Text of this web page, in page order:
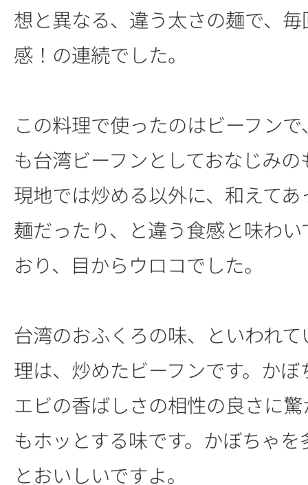
想と異なる、違う太さの麺で、
感！の連続でした。
この料理で使ったのはビーフン
も台湾ビーフンとしておなじみ
現地では炒める以外に、和えて
麺だったり、と違う食感と味わ
おり、目からウロコでした。
台湾のおふくろの味、といわれ
理は、炒めたビーフンです。か
エビの香ばしさの相性の良さに
もホッとする味です。かぼちゃ
とおいしいですよ。